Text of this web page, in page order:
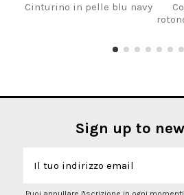
Cinturino in pelle blu navy
Sign up to